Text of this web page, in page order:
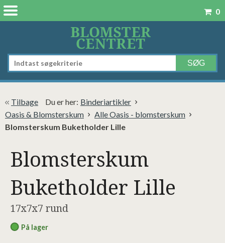
0
Tilbage Du er her: Binderiartikler
Oasis & Blomsterskum
Alle Oasis - blomsterskum
Blomsterskum Buketholder Lille
Blomsterskum
Buketholder Lille
17x7x7 rund
På lager